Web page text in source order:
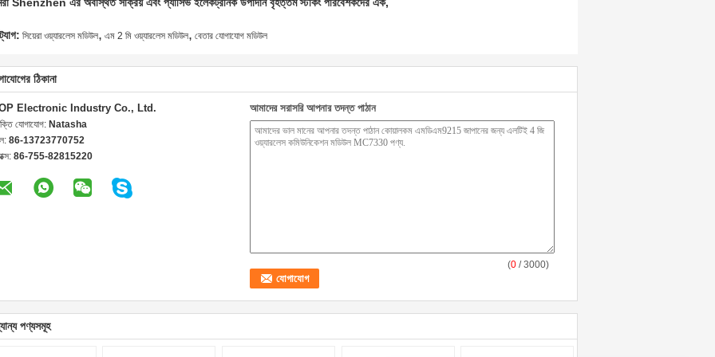
ট্যাগ: সিয়েরা ওয়্যারলেস মডিউল, এম 2 মি ওয়্যারলেস মডিউল, বেতার যোগাযোগ মডিউল
ঠিকানা
Electronic Industry Co., Ltd.
যোগাযোগ: Natasha
86-13723770752
86-755-82815220
আমাদের সরাসরি আপনার তদন্ত পাঠান
(0 / 3000)
পণ্যসমূহ